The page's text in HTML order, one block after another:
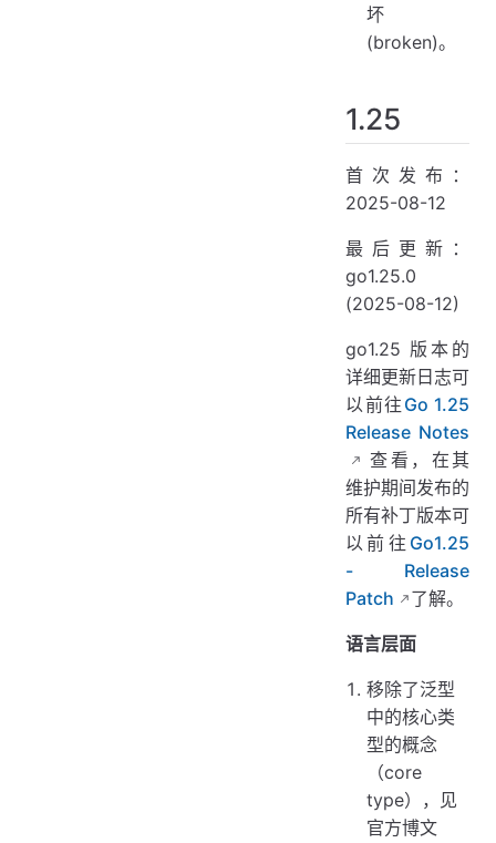
坏
(broken)。
1.25
首次发布：
2025-08-12
最后更新：
go1.25.0
(2025-08-12)
go1.25 版本的
详细更新日志可
以前往 Go 1.25
Release Notes
查看，在其
维护期间发布的
所有补丁版本可
以前往 Go1.25
- Release
Patch
了解。
语言层面
移除了泛型
中的核心类
型的概念
（core
type），见
官方博文